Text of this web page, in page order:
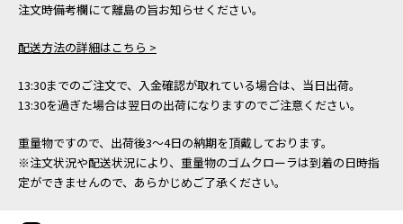
注文時備考欄にて離島の旨お知らせください。
配送方法の詳細はこちら >
13:30までのご注文で、入金確認が取れている場合は、当日出荷。
13:30を過ぎた場合は翌日の出荷になりますのでご注意ください。
重量物ですので、出荷後3～4日の納期を頂戴しております。
※注文状況や配送状況により、重量物のゴムクローラは到着の日時指
定ができませんので、あらかじめご了承ください。